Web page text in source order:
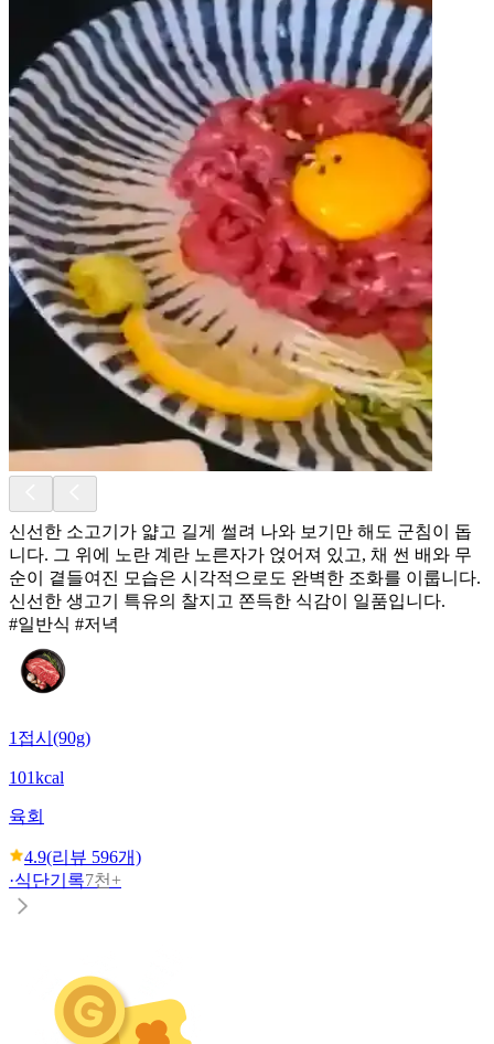
신선한 소고기가 얇고 길게 썰려 나와 보기만 해도 군침이 돕
니다. 그 위에 노란 계란 노른자가 얹어져 있고, 채 썬 배와 무
순이 곁들여진 모습은 시각적으로도 완벽한 조화를 이룹니다. ​
신선한 생고기 특유의 찰지고 쫀득한 식감이 일품입니다.
#일반식 #저녁
1접시(90g)
101kcal
육회
4.9(리뷰 596개)
·식단기록7천+